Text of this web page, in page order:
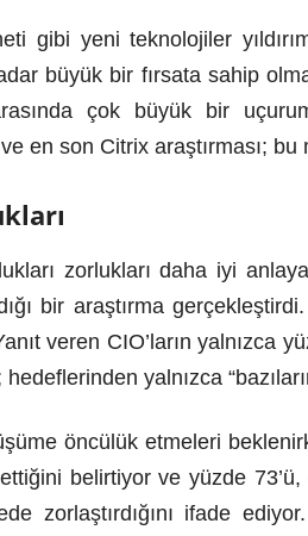
gibi yeni teknolojiler
büyük bir fırsata sahip
çok büyük bir
ve en son Citrix araştırması;
zorlukları daha iyi
bir araştırma
veren CIO’ların yalnızca
yalnızca
öncülük etmeleri
belirtiyor ve yüzde 73’ü,
zorlaştırdığını ifade